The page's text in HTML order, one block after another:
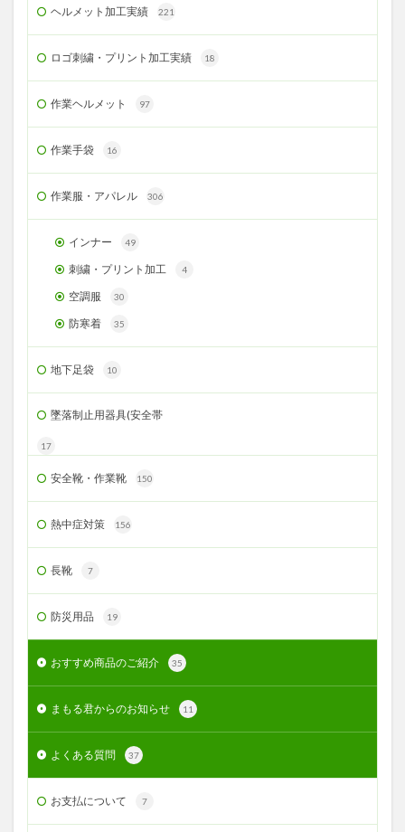
ヘルメット加工実績 221
ロゴ刺繍・プリント加工実績 18
作業ヘルメット 97
作業手袋 16
作業服・アパレル 306
インナー 49
刺繍・プリント加工 4
空調服 30
防寒着 35
地下足袋 10
墜落制止用器具(安全帯
17
安全靴・作業靴 150
熱中症対策 156
長靴 7
防災用品 19
おすすめ商品のご紹介 35
まもる君からのお知らせ 11
よくある質問 37
お支払について 7